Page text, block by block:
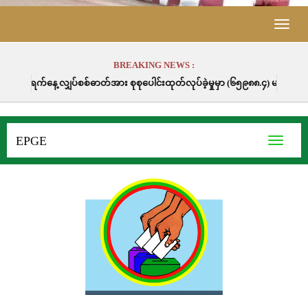
Toggle
BREAKING NEWS :
း စုစုပေါင်းထုတ်လုပ်ခဲ့မှုမှာ (၆၅၉၈၈.၄) မဂ္ဂါဝပ်နာရီဖြစ်ပါသည်။
Toggle
EPGE